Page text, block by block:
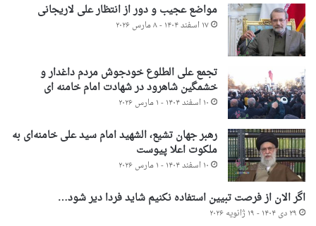
مواضع عجیب و دور از انتظار علی لاریجانی
۱۷ اسفند ۱۴۰۴ - ۸ مارس ۲۰۲۶
تجمع علی الطلوع خودجوش مردم داغدار و
خشمگین شاهرود در شهادت امام خامنه ای
۱۰ اسفند ۱۴۰۴ - ۱ مارس ۲۰۲۶
رهبر جهان تشیع، الشهید امام سید علی خامنه‌ای به
ملکوت اعلا پیوست
۱۰ اسفند ۱۴۰۴ - ۱ مارس ۲۰۲۶
اگر الان از فرصت تبیین استفاده نکنیم شاید فردا دیر شود…
۲۹ دی ۱۴۰۴ - ۱۹ ژانویه ۲۰۲۶